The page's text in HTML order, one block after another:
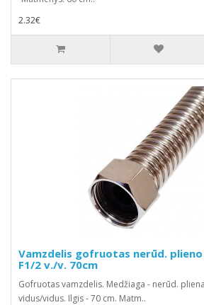
2.32€
Vamzdelis gofruotas nerūd. plieno
F1/2 v./v. 70cm
Gofruotas vamzdelis. Medžiaga - nerūd.
vidus/vidus. Ilgis - 70 cm. Matm..